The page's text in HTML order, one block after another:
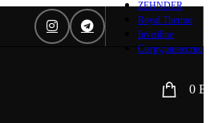
ZEHNDER
Royal Thermo
Invisiline
Сотрудничество
0
Daveti
Royal
Thermo